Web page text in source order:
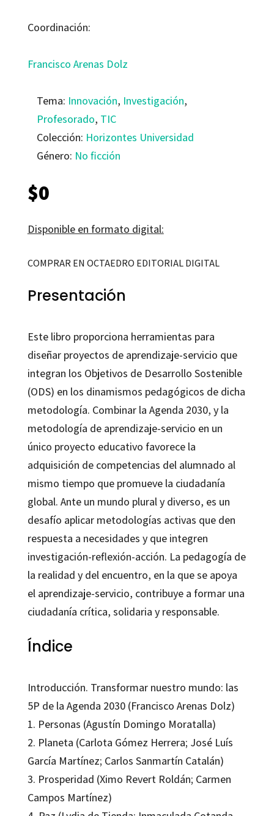
Coordinación:
Francisco Arenas Dolz
Tema: Innovación, Investigación,
Profesorado, TIC
Colección: Horizontes Universidad
Género: No ficción
$0
Disponible en formato digital:
COMPRAR EN OCTAEDRO EDITORIAL DIGITAL
Presentación
Este libro proporciona herramientas para
diseñar proyectos de aprendizaje-servicio que
integran los Objetivos de Desarrollo Sostenible
(ODS) en los dinamismos pedagógicos de dicha
metodología. Combinar la Agenda 2030, y la
metodología de aprendizaje-servicio en un
único proyecto educativo favorece la
adquisición de competencias del alumnado al
mismo tiempo que promueve la ciudadanía
global. Ante un mundo plural y diverso, es un
desafío aplicar metodologías activas que den
respuesta a necesidades y que integren
investigación-reflexión-acción. La pedagogía de
la realidad y del encuentro, en la que se apoya
el aprendizaje-servicio, contribuye a formar una
ciudadanía crítica, solidaria y responsable.
Índice
Introducción. Transformar nuestro mundo: las
5P de la Agenda 2030 (Francisco Arenas Dolz)
1. Personas (Agustín Domingo Moratalla)
2. Planeta (Carlota Gómez Herrera; José Luís
García Martínez; Carlos Sanmartín Catalán)
3. Prosperidad (Ximo Revert Roldán; Carmen
Campos Martínez)